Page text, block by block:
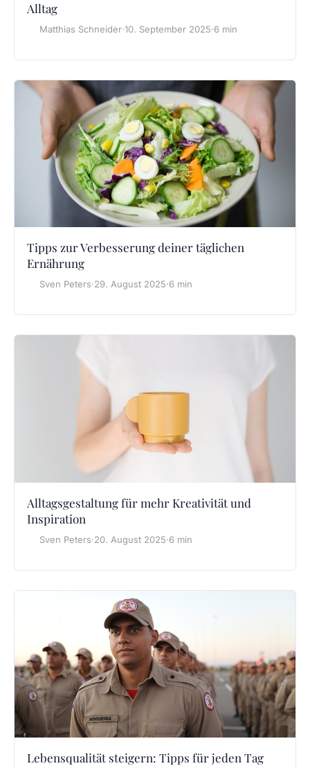
Alltag
Matthias Schneider·10. September 2025·6 min
Tipps zur Verbesserung deiner täglichen
Ernährung
Sven Peters·29. August 2025·6 min
Alltagsgestaltung für mehr Kreativität und
Inspiration
Sven Peters·20. August 2025·6 min
Lebensqualität steigern: Tipps für jeden Tag